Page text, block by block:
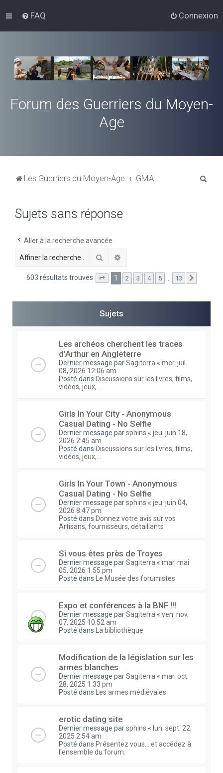
FAQ Connexion
Forum des Guerriers du Moyen-
Age
Les Guerriers du Moyen-Age GMA
r
Sujets sans réponse
Aller à la recherche avancée
Rechercher
603 résultats trouvés Page sur13
1 2 3 4 5 … 13
Sujets
Les archéos cherchent les traces
d'Arthur en Angleterre
Dernier message parSagiterra « mer. juil.
08, 2026 12:06 am
Posté dans Discussions sur les livres, films,
vidéos, jeux,...
Girls In Your City - Anonymous
Casual Dating - No Selfie
Dernier message parsphins « jeu. juin 18,
2026 2:45 am
Posté dans Discussions sur les livres, films,
vidéos, jeux,...
Girls In Your Town - Anonymous
Casual Dating - No Selfie
Dernier message parsphins « jeu. juin 04,
2026 8:47 pm
Posté dans Donnez votre avis sur vos
Artisans, fournisseurs, détaillants
Si vous êtes près de Troyes
Dernier message parSagiterra « mar. mai
05, 2026 1:55 pm
Posté dans
Le Musée des forumistes
Expo et conférences à la BNF !!!
Dernier message parSagiterra « ven. nov.
07, 2025 10:52 am
Posté dans
La bibliothèque
Modification de la législation sur les
armes blanches
Dernier message parSagiterra « mar. oct.
28, 2025 1:33 pm
Posté dans
Les armes médiévales
erotic dating site
Dernier message parsphins « lun. sept. 22,
2025 2:54 am
Posté dans Présentez vous... et accédez à
l'ensemble du forum.